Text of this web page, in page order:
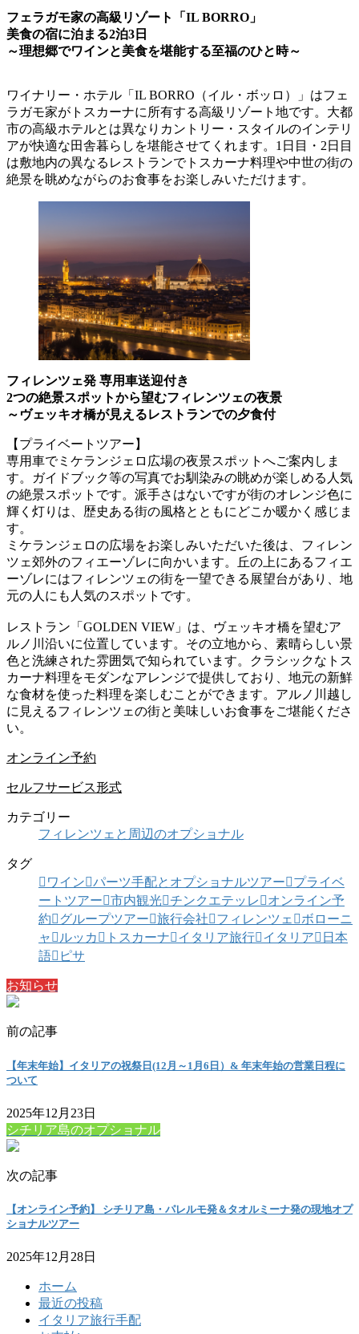
フェラガモ家の高級リゾート「IL BORRO」
美食の宿に泊まる2泊3日
～理想郷でワインと美食を堪能する至福のひと時～
ワイナリー・ホテル「IL BORRO（イル・ボッロ）」はフェ
ラガモ家がトスカーナに所有する高級リゾート地です。大都
市の高級ホテルとは異なりカントリー・スタイルのインテリ
アが快適な田舎暮らしを堪能させてくれます。1日目・2日目
は敷地内の異なるレストランでトスカーナ料理や中世の街の
絶景を眺めながらのお食事をお楽しみいただけます。
フィレンツェ発 専用車送迎付き
2つの絶景スポットから望むフィレンツェの夜景
～ヴェッキオ橋が見えるレストランでの夕食付
【プライベートツアー】
専用車でミケランジェロ広場の夜景スポットへご案内しま
す。ガイドブック等の写真でお馴染みの眺めが楽しめる人気
の絶景スポットです。派手さはないですが街のオレンジ色に
輝く灯りは、歴史ある街の風格とともにどこか暖かく感じま
す。
ミケランジェロの広場をお楽しみいただいた後は、フィレン
ツェ郊外のフィエーゾレに向かいます。丘の上にあるフィエ
ーゾレにはフィレンツェの街を一望できる展望台があり、地
元の人にも人気のスポットです。
レストラン「GOLDEN VIEW」は、ヴェッキオ橋を望むア
ルノ川沿いに位置しています。その立地から、素晴らしい景
色と洗練された雰囲気で知られています。クラシックなトス
カーナ料理をモダンなアレンジで提供しており、地元の新鮮
な食材を使った料理を楽しむことができます。アルノ川越し
に見えるフィレンツェの街と美味しいお食事をご堪能くださ
い。
オンライン予約
セルフサービス形式
カテゴリー
フィレンツェと周辺のオプショナル
タグ
ワイン
パーツ手配とオプショナルツアー
プライベ
ートツアー
市内観光 チンクエテッレ
オンライン予
約
グループツアー 旅行会社 フィレンツェ
ボローニ
ャ
ルッカ トスカーナ イタリア旅行 イタリア
日本
語
ピサ
お知らせ
前の記事
【年末年始】イタリアの祝祭日(12月～1月6日）& 年末年始の営業日程に
ついて
2025年12月23日
シチリア島のオプショナル
次の記事
【オンライン予約】 シチリア島・パレルモ発＆タオルミーナ発の現地オプ
ショナルツアー
2025年12月28日
ホーム
最近の投稿
イタリア旅行手配